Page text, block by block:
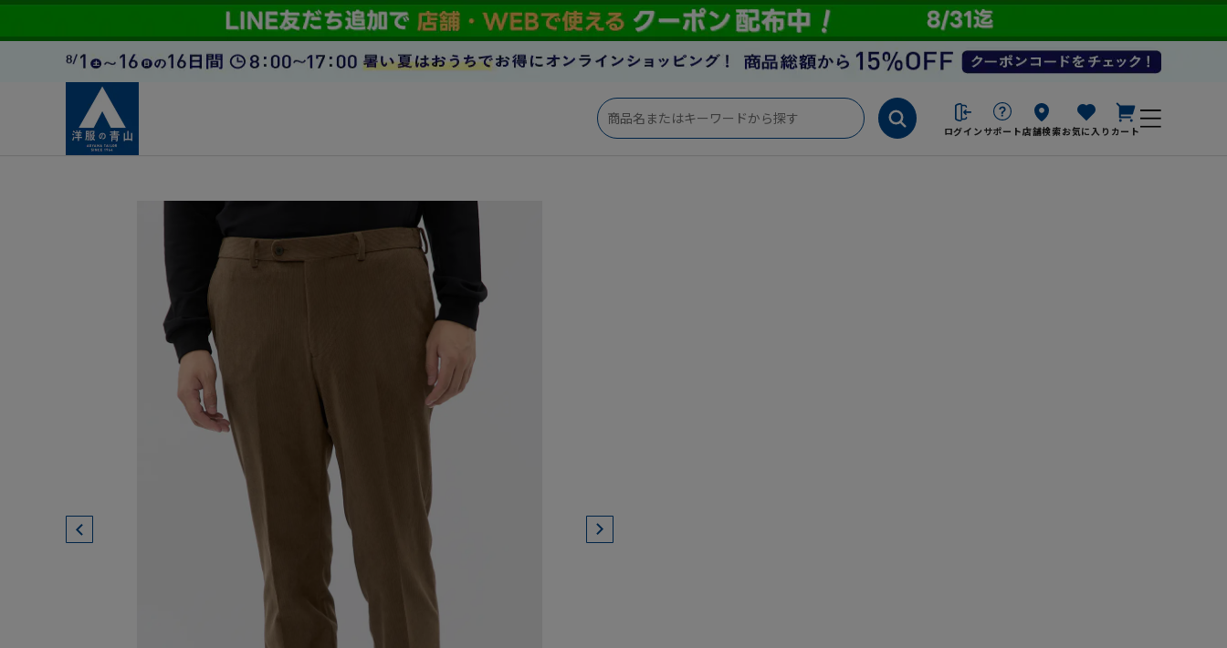
ログイン サポート店舗検索お気に入り カート